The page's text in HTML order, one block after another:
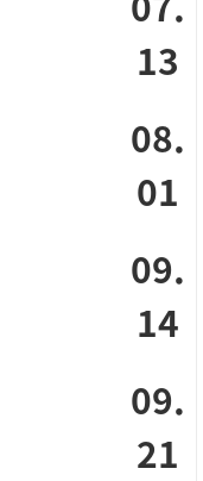
13
08.
01
09.
14
09.
21